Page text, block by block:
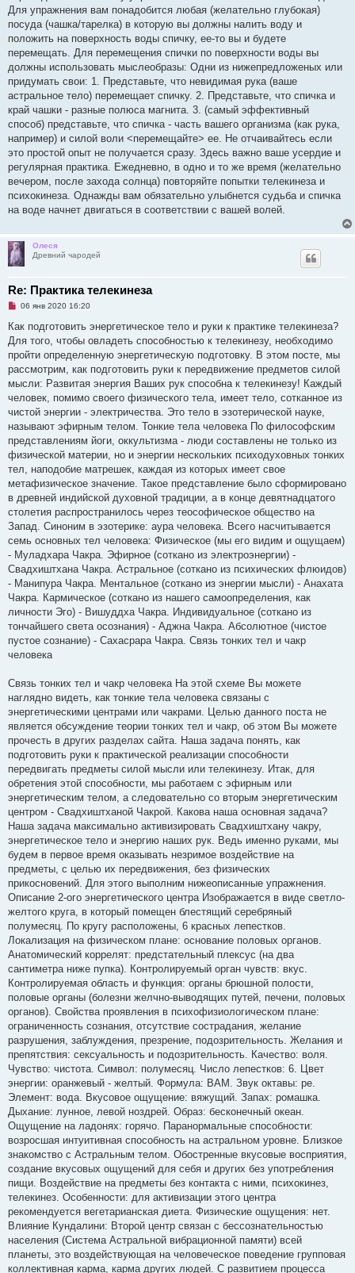
Для упражнения вам понадобится любая (желательно глубокая)
посуда (чашка/тарелка) в которую вы должны налить воду и
положить на поверхность воды спичку, ее-то вы и будете
перемещать. Для перемещения спички по поверхности воды вы
должны использовать мыслеобразы: Одни из нижепредложеных или
придумать свои: 1. Представьте, что невидимая рука (ваше
астральное тело) перемещает спичку. 2. Представьте, что спичка и
край чашки - разные полюса магнита. 3. (самый эффективный
способ) представьте, что спичка - часть вашего организма (как рука,
например) и силой воли <перемещайте> ее. Не отчаивайтесь если
это простой опыт не получается сразу. Здесь важно ваше усердие и
регулярная практика. Ежедневно, в одно и то же время (желательно
вечером, после захода солнца) повторяйте попытки телекинеза и
психокинеза. Однажды вам обязательно улыбнется судьба и спичка
на воде начнет двигаться в соответствии с вашей волей.
Олеся
Древний чародей
Re: Практика телекинеза
Н
п
о
ч
т
а
н
о
с
о
б
щ
н
и
е
06 янв 2020 16:20
Как подготовить энергетическое тело и руки к практике телекинеза?
Для того, чтобы овладеть способностью к телекинезу, необходимо
пройти определенную энергетическую подготовку. В этом посте, мы
рассмотрим, как подготовить руки к передвижение предметов силой
мысли: Развитая энергия Ваших рук способна к телекинезу! Каждый
человек, помимо своего физического тела, имеет тело, сотканное из
чистой энергии - электричества. Это тело в эзотерической науке,
называют эфирным телом. Тонкие тела человека По философским
представлениям йоги, оккультизма - люди составлены не только из
физической материи, но и энергии нескольких психодуховных тонких
тел, наподобие матрешек, каждая из которых имеет свое
метафизическое значение. Такое представление было сформировано
в древней индийской духовной традиции, а в конце девятнадцатого
столетия распространилось через теософическое общество на
Запад. Синоним в эзотерике: аура человека. Всего насчитывается
семь основных тел человека: Физическое (мы его видим и ощущаем)
- Муладхара Чакра. Эфирное (соткано из электроэнергии) -
Свадхиштхана Чакра. Астральное (соткано из психических флюидов)
- Манипура Чакра. Ментальное (соткано из энергии мысли) - Анахата
Чакра. Кармическое (соткано из нашего самоопределения, как
личности Эго) - Вишуддха Чакра. Индивидуальное (соткано из
тончайшего света осознания) - Аджна Чакра. Абсолютное (чистое
пустое сознание) - Сахасрара Чакра. Связь тонких тел и чакр
человека
Связь тонких тел и чакр человека На этой схеме Вы можете
наглядно видеть, как тонкие тела человека связаны с
энергетическими центрами или чакрами. Целью данного поста не
является обсуждение теории тонких тел и чакр, об этом Вы можете
прочесть в других разделах сайта. Наша задача понять, как
подготовить руки к практической реализации способности
передвигать предметы силой мысли или телекинезу. Итак, для
обретения этой способности, мы работаем с эфирным или
энергетическим телом, а следовательно со вторым энергетическим
центром - Свадхиштханой Чакрой. Какова наша основная задача?
Наша задача максимально активизировать Свадхиштхану чакру,
энергетическое тело и энергию наших рук. Ведь именно руками, мы
будем в первое время оказывать незримое воздействие на
предметы, с целью их передвижения, без физических
прикосновений. Для этого выполним нижеописанные упражнения.
Описание 2-ого энергетического центра Изображается в виде светло-
желтого круга, в который помещен блестящий серебряный
полумесяц. По кругу расположены, 6 красных лепестков.
Локализация на физическом плане: основание половых органов.
Анатомический коррелят: предстательный плексус (на два
сантиметра ниже пупка). Контролируемый орган чувств: вкус.
Контролируемая область и функция: органы брюшной полости,
половые органы (болезни желчно-выводящих путей, печени, половых
органов). Свойства проявления в психофизиологическом плане:
ограниченность сознания, отсутствие сострадания, желание
разрушения, заблуждения, презрение, подозрительность. Желания и
препятствия: сексуальность и подозрительность. Качество: воля.
Чувство: чистота. Символ: полумесяц. Число лепестков: 6. Цвет
энергии: оранжевый - желтый. Формула: ВАМ. Звук октавы: ре.
Элемент: вода. Вкусовое ощущение: вяжущий. Запах: ромашка.
Дыхание: лунное, левой ноздрей. Образ: бесконечный океан.
Ощущение на ладонях: горячо. Паранормальные способности:
возросшая интуитивная способность на астральном уровне. Близкое
знакомство с Астральным телом. Обостренные вкусовые восприятия,
создание вкусовых ощущений для себя и других без употребления
пищи. Воздействие на предметы без контакта с ними, психокинез,
телекинез. Особенности: для активизации этого центра
рекомендуется вегетарианская диета. Физические ощущения: нет.
Влияние Кундалини: Второй центр связан с бессознательностью
населения (Система Астральной вибрационной памяти) всей
планеты, это воздействующая на человеческое поведение групповая
коллективная карма, карма других людей. С развитием процесса